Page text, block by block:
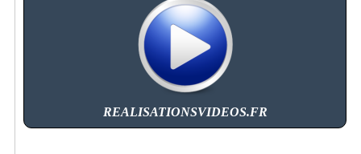
REALISATIONSVIDEOS.FR